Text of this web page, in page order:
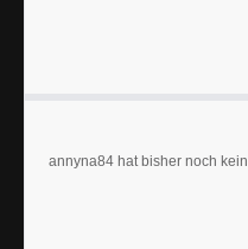
annyna84 hat bisher noch kein